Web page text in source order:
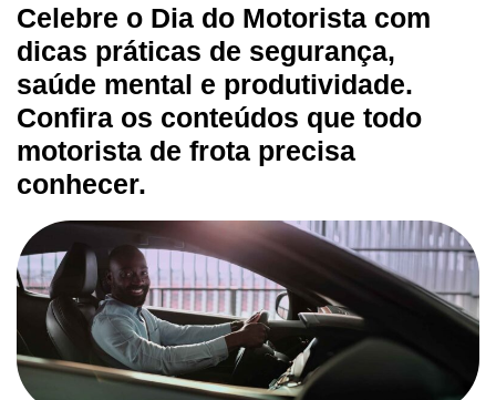
Celebre o Dia do Motorista com
dicas práticas de segurança,
saúde mental e produtividade.
Confira os conteúdos que todo
motorista de frota precisa
conhecer.